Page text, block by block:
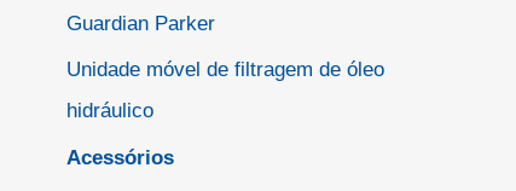
Guardian Parker
Unidade móvel de filtragem de óleo
hidráulico
Acessórios